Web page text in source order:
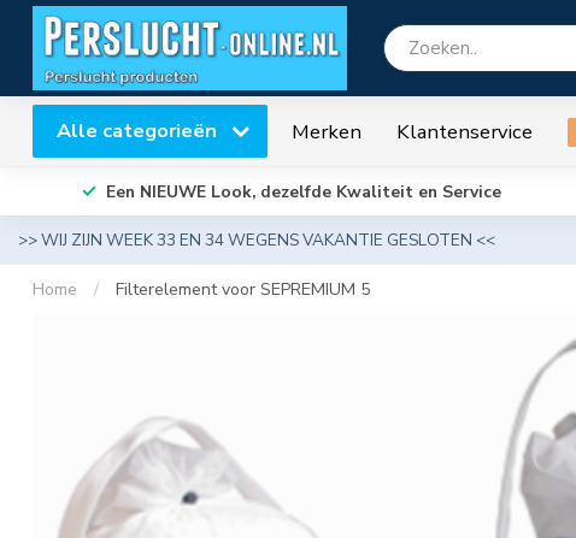
Alle categorieën Merken Klantenservice
Een NIEUWE Look, dezelfde Kwaliteit en Service
>> WIJ ZIJN WEEK 33 EN 34 WEGENS VAKANTIE GESLOTEN <<
Home / Filterelement voor SEPREMIUM 5